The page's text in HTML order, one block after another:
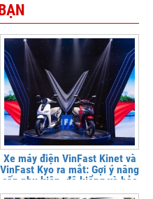
Xe máy điện VinFast Kinet và
VinFast Kyo ra mắt: Gợi ý nâng
cấp phụ kiện, độ kiểng và bảo
vệ xe tại